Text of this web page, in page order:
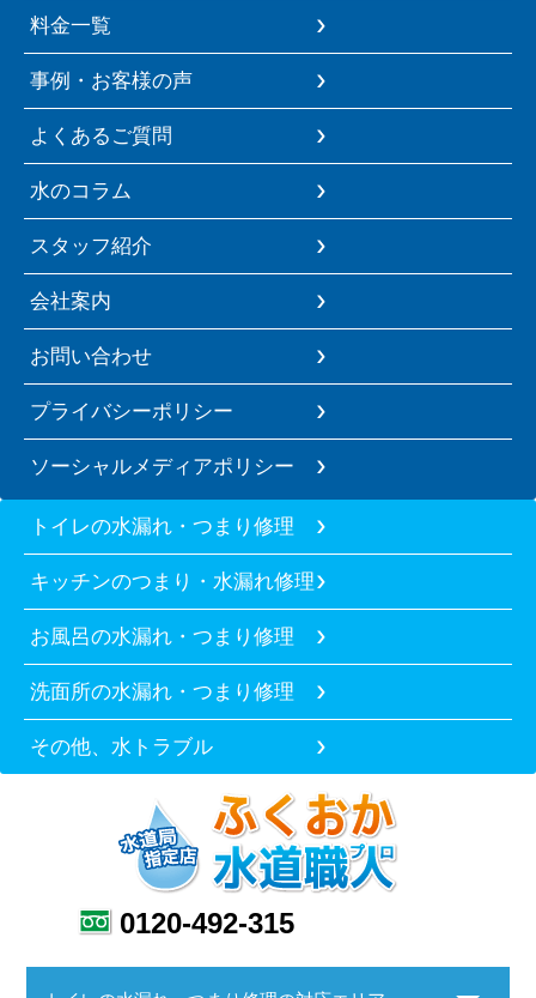
料金一覧
事例・お客様の声
よくあるご質問
水のコラム
スタッフ紹介
会社案内
お問い合わせ
プライバシーポリシー
ソーシャルメディアポリシー
トイレの水漏れ・つまり修理
キッチンのつまり・水漏れ修理
お風呂の水漏れ・つまり修理
洗面所の水漏れ・つまり修理
その他、水トラブル
0120-492-315